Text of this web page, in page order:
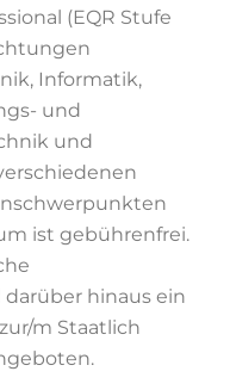
(EQR Stufe
Informatik,
und
und
ist gebührenfrei.
hinaus ein
m Staatlich